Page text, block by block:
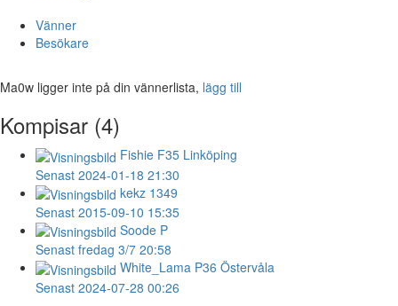
Vänner
Besökare
Ma0w ligger inte på din vännerlista, lägg till
Kompisar (4)
Fishie F35 Linköping
Senast 2024-01-18 21:30
kekz 1349
Senast 2015-09-10 15:35
Soode P
Senast fredag 3/7 20:58
White_Lama P36 Östervåla
Senast 2024-07-28 00:26